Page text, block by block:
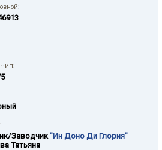
Заводчик"Ин Доно Ди Глория"
Татьяна